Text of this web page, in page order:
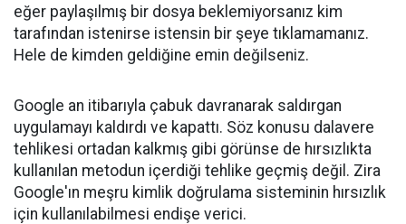
eğer paylaşılmış bir dosya beklemiyorsanız kim
tarafından istenirse istensin bir şeye tıklamamanız.
Hele de kimden geldiğine emin değilseniz.
Google an itibarıyla çabuk davranarak saldırgan
uygulamayı kaldırdı ve kapattı. Söz konusu dalavere
tehlikesi ortadan kalkmış gibi görünse de hırsızlıkta
kullanılan metodun içerdiği tehlike geçmiş değil. Zira
Google'ın meşru kimlik doğrulama sisteminin hırsızlık
için kullanılabilmesi endişe verici.